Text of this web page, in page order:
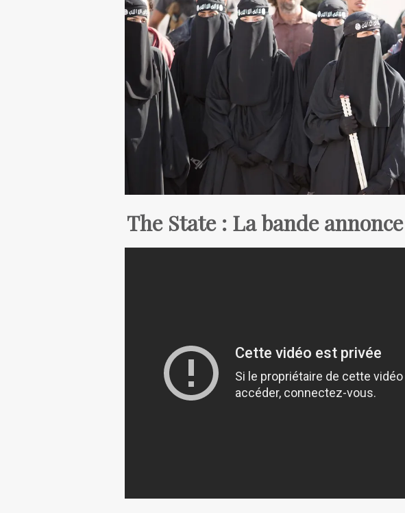
The State : La bande annonce